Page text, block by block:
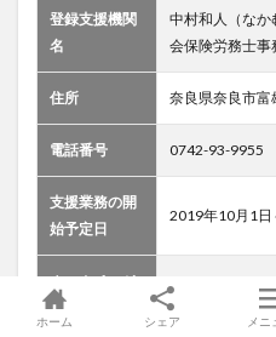
登録支援機関
名
中村和人（なか
会保険労務士事
住所 奈良県奈良市
電話番号 0742-93-9955
支援業務の開
始予定日
2019年10月1日
ホームページ
ホーム シェア メニ